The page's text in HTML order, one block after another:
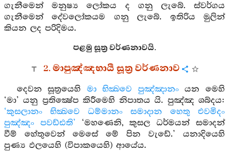
ගැනීමෙන් මනුෂ්‍ය ලෝකය ද ගනු ලැබේ. ස්වර්ගය
ගැනීමෙන් දේවලෝකයම ගනු ලැබේ. ඉතිරිය මුලින්
කියන ලද පරිදිමය.
පළමු සූත්‍ර වර්ණනාවයි.
2. මාපුඤ්ඤභායී සූත්‍ර වර්ණනාව
දෙවන සූත්‍රයෙහි මා භික්‍ඛවෙ පුඤ්ඤානංයන මෙහි
‘මා’ යනු ප්‍රතික්‍ෂේප කිරීමෙහි නිපාතය යි. පුඤ්ඤ ශබ්දය:
‘කුසලානං භික්‍ඛවෙ ධම්මානං සමාදාන හෙතු එවමිදං
පුඤ්ඤං පවඩ්ඪති’ ‘මහණෙනි, කුසල ධර්මයන් සමාදන්
වීම් හේතුවෙන් මෙසේ මේ පින වැඩේ.’ යනාදියෙහි
පුණ්‍ය ඵලයෙහි (විපාකයෙහි) ආයේය.